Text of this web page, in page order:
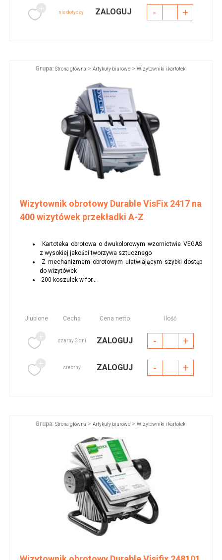
nie dotyczy ZALOGUJ - +
Grupa: Strona główna > Artykuły biurowe > Wizytowniki i kartoteki
Wizytownik obrotowy Durable VisFix 2417 na
400 wizytówek przekładki A-Z
Kartoteka obrotowa o dwukolorowym wzornictwie VEGAS
z wysokiej jakości tworzywa sztucznego
Z mechanizmem obrotowym ułatwiającym szybki dostęp
do wizytówek
200 koszulek w for...
Ulubione Cecha Cena netto Ilość
czarny 3 dni ZALOGUJ - +
srebrny ZALOGUJ - +
Grupa: Strona główna > Artykuły biurowe > Wizytowniki i kartoteki